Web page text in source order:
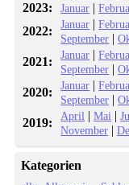
2023: Januar |
2022: Januar |
September |
2021: Januar |
September |
2020: Januar |
September |
2019: April |Mai |
November |
Kategorien